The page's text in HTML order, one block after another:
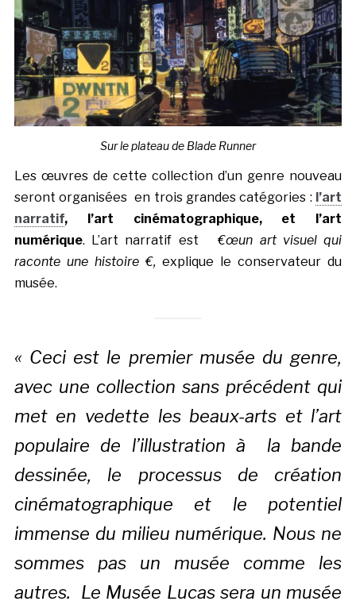
Sur le plateau de Blade Runner
Les œuvres de cette collection d’un genre nouveau
seront organisées en trois grandes catégories : l’art
narratif, l’art cinématographique, et l’art
numérique. L’art narratif est
€œun art visuel qui
raconte une histoire €, explique le conservateur du
musée.
« Ceci est le premier musée du genre,
avec une collection sans précédent qui
met en vedette les beaux-arts et l’art
populaire de l’illustration à la bande
dessinée, le processus de création
cinématographique et le potentiel
immense du milieu numérique. Nous ne
sommes pas un musée comme les
autres. Le Musée Lucas sera un musée